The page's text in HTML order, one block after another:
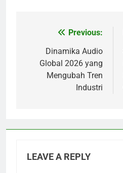
navigation
Previous:
Dinamika Audio
Global 2026 yang
Mengubah Tren
Industri
LEAVE A REPLY